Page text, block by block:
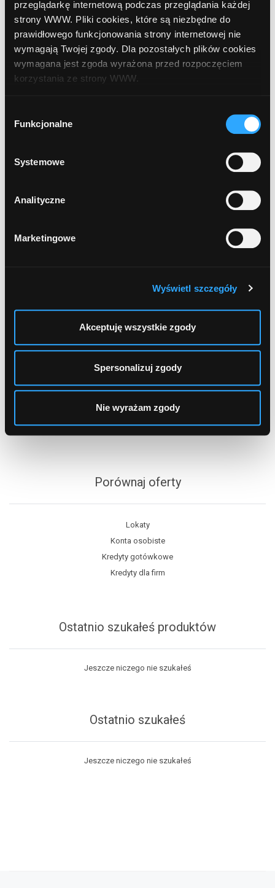
przeglądarkę internetową podczas przeglądania każdej
strony WWW. Pliki cookies, które są niezbędne do
prawidłowego funkcjonowania strony internetowej nie
wymagają Twojej zgody. Dla pozostałych plików cookies
wymagana jest zgoda wyrażona przed rozpoczęciem
korzystania ze strony WWW.
formy korzystania z plików cookies. Więcej:
Polityka
zgody
Funkcjonalne
Systemowe
Analityczne
Marketingowe
Wyświetl szczegóły
Akceptuję wszystkie zgody
Spersonalizuj zgody
Nie wyrażam zgody
Spis treści
Bankomaty Wąbrzeźno
Porównaj oferty
Lokaty
Konta osobiste
Kredyty gotówkowe
Kredyty dla firm
Ostatnio szukałeś produktów
Jeszcze niczego nie szukałeś
Ostatnio szukałeś
Jeszcze niczego nie szukałeś
9
PKO BP, Wąbrzeźno, ul. Generała Sikorskiego
9
wiatrołapie po lewej stronie wejścia głównego